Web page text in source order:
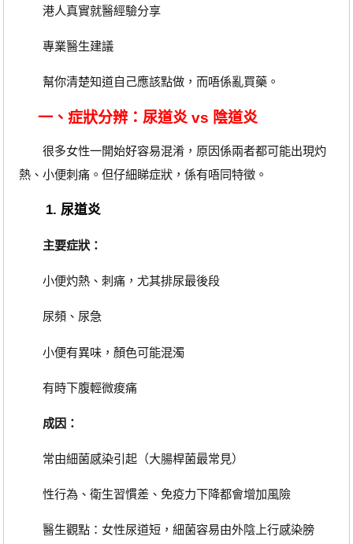
港人真實就醫經驗分享
專業醫生建議
幫你清楚知道自己應該點做，而唔係亂買藥。
一、症狀分辨：尿道炎 vs 陰道炎
很多女性一開始好容易混淆，原因係兩者都可能出現灼
熱、小便刺痛。但仔細睇症狀，係有唔同特徵。
1. 尿道炎
主要症狀：
小便灼熱、刺痛，尤其排尿最後段
尿頻、尿急
小便有異味，顏色可能混濁
有時下腹輕微痠痛
成因：
常由細菌感染引起（大腸桿菌最常見）
性行為、衛生習慣差、免疫力下降都會增加風險
醫生觀點：女性尿道短，細菌容易由外陰上行感染膀